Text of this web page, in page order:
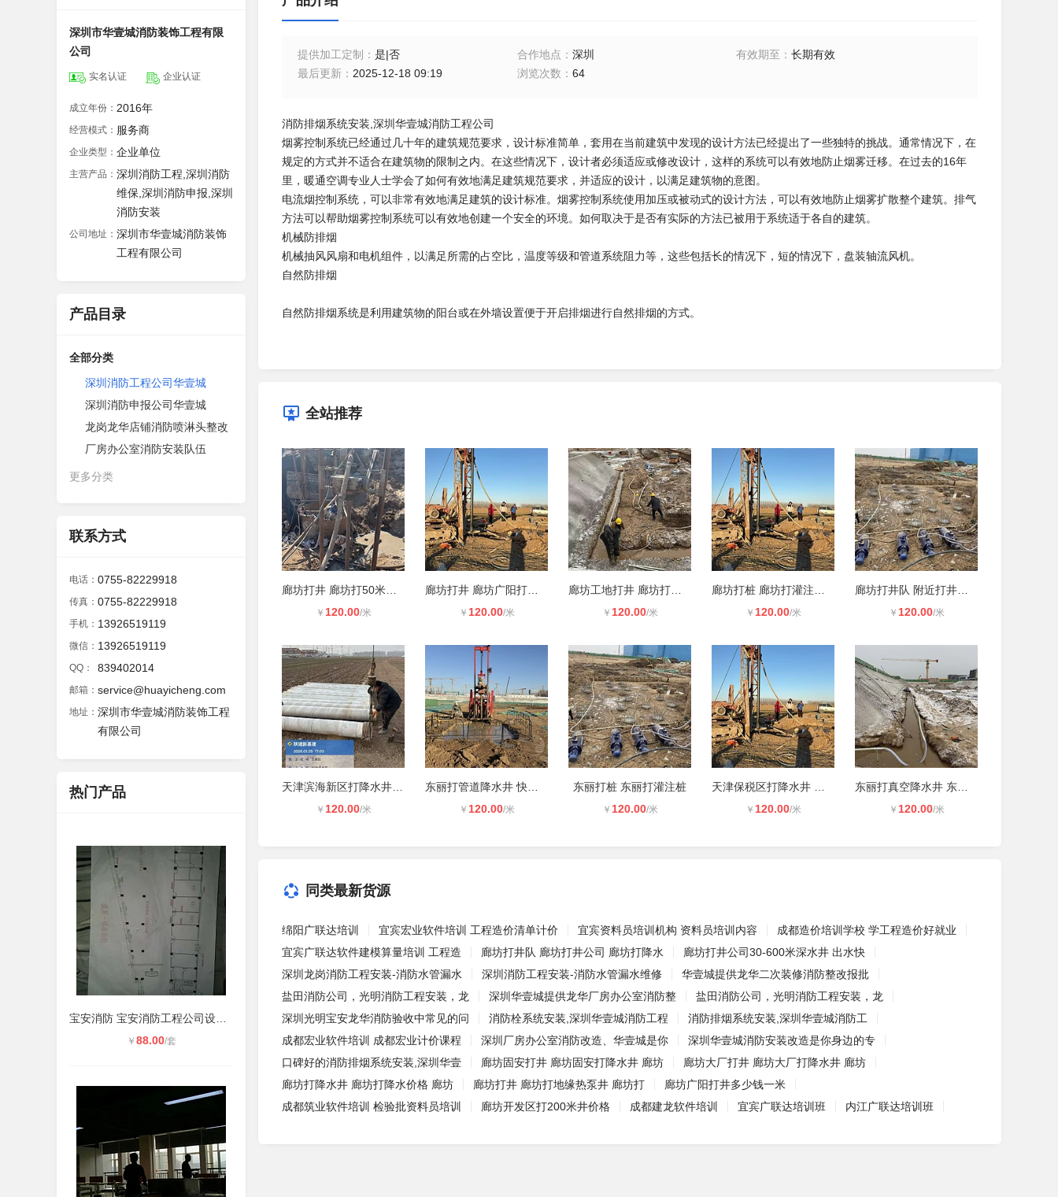
深圳市华壹城消防装饰工程有限
公司
实名认证 企业认证
成立年份： 2016年
经营模式： 服务商
企业类型： 企业单位
主营产品： 深圳消防工程,深圳消防
维保,深圳消防申报,深圳
消防安装
公司地址： 深圳市华壹城消防装饰
工程有限公司
产品目录
全部分类
深圳消防工程公司华壹城
深圳消防申报公司华壹城
龙岗龙华店铺消防喷淋头整改
厂房办公室消防安装队伍
更多分类
联系方式
电话： 0755-82229918
传真： 0755-82229918
手机： 13926519119
微信： 13926519119
QQ： 839402014
邮箱： service@huayicheng.com
地址： 深圳市华壹城消防装饰工程
有限公司
热门产品
￥ 88.00/套
提供加工定制 ： 是|否 合作地点 ： 深圳 有效期至 ：长期有效
最后更新 ： 2025-12-18 09:19 浏览次数 ： 64
消防排烟系统安装,深圳华壹城消防工程公司
烟雾控制系统已经通过几十年的建筑规范要求，设计标准简单，套用在当前建筑中发现的设计方法已经提出了一些独特的挑战。通常情况下，在
规定的方式并不适合在建筑物的限制之内。在这些情况下，设计者必须适应或修改设计，这样的系统可以有效地防止烟雾迁移。在过去的16年
里，暖通空调专业人士学会了如何有效地满足建筑规范要求，并适应的设计，以满足建筑物的意图。
电流烟控制系统，可以非常有效地满足建筑的设计标准。烟雾控制系统使用加压或被动式的设计方法，可以有效地防止烟雾扩散整个建筑。排气
方法可以帮助烟雾控制系统可以有效地创建一个安全的环境。如何取决于是否有实际的方法已被用于系统适于各自的建筑。
机械防排烟
机械抽风风扇和电机组件，以满足所需的占空比，温度等级和管道系统阻力等，这些包括长的情况下，短的情况下，盘装轴流风机。
自然防排烟
自然防排烟系统是利用建筑物的阳台或在外墙设置便于开启排烟进行自然排烟的方式。
全站推荐
￥ 120.00/米 ￥ 120.00/米 ￥ 120.00/米 ￥ 120.00/米 ￥ 120.00/米
￥ 120.00/米 ￥ 120.00/米
东丽打桩 东丽打灌注桩
￥ 120.00/米 ￥ 120.00/米 ￥ 120.00/米
同类最新货源
绵阳广联达培训 宜宾宏业软件培训 工程造价清单计价 宜宾资料员培训机构 资料员培训内容
成都造价培训学校 学工程造价好就业
宜宾广联达软件建模算量培训 工程造
廊坊打井队 廊坊打井公司 廊坊打降水
廊坊打井公司30-600米深水井 出水快
深圳龙岗消防工程安装-消防水管漏水
深圳消防工程安装-消防水管漏水维修
华壹城提供龙华二次装修消防整改报批
盐田消防公司，光明消防工程安装，龙
深圳华壹城提供龙华厂房办公室消防整
盐田消防公司，光明消防工程安装，龙
深圳光明宝安龙华消防验收中常见的问
消防栓系统安装,深圳华壹城消防工程
消防排烟系统安装,深圳华壹城消防工
成都宏业软件培训 成都宏业计价课程
深圳厂房办公室消防改造、华壹城是你
深圳华壹城消防安装改造是你身边的专
口碑好的消防排烟系统安装,深圳华壹
廊坊固安打井 廊坊固安打降水井 廊坊
廊坊大厂打井 廊坊大厂打降水井 廊坊
廊坊打降水井 廊坊打降水价格 廊坊
廊坊打井 廊坊打地缘热泵井 廊坊打
廊坊广阳打井多少钱一米
成都筑业软件培训 检验批资料员培训
廊坊开发区打200米井价格 成都建龙软件培训 宜宾广联达培训班 内江广联达培训班